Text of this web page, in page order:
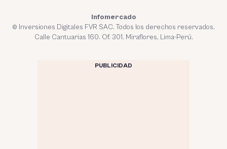
Infomercado
© Inversiones Digitales FVR SAC. Todos los derechos reservados.
Calle Cantuarias 160. Of. 301. Miraflores, Lima-Perú.
PUBLICIDAD